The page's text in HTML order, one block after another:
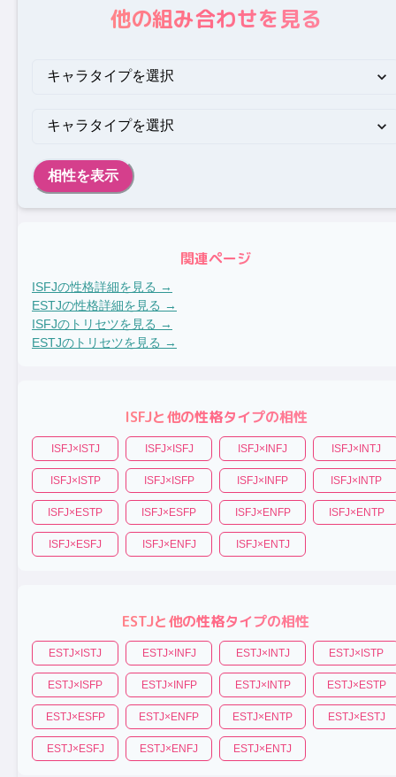
他の組み合わせを見る
相性を表示
関連ページ
ISFJの性格詳細を見る →
ESTJの性格詳細を見る →
ISFJのトリセツを見る →
ESTJのトリセツを見る →
ISFJと他の性格タイプの相性
ISFJ× ISTJ ISFJ× ISFJ ISFJ× INFJ ISFJ× INTJ
ISFJ× ISTP ISFJ× ISFP ISFJ× INFP ISFJ× INTP
ISFJ× ESTP ISFJ× ESFP ISFJ× ENFP ISFJ× ENTP
ISFJ× ESFJ ISFJ× ENFJ ISFJ× ENTJ
ESTJと他の性格タイプの相性
ESTJ× ISTJ ESTJ× INFJ ESTJ× INTJ ESTJ× ISTP
ESTJ× ISFP ESTJ× INFP ESTJ× INTP ESTJ× ESTP
ESTJ× ESFP ESTJ× ENFP ESTJ× ENTP ESTJ× ESTJ
ESTJ× ESFJ ESTJ× ENFJ ESTJ× ENTJ